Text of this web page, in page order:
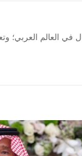
في العالم